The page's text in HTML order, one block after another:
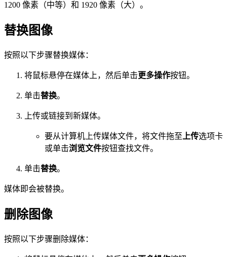
1200 像素（中等）和 1920 像素（大）。
替换图像
按照以下步骤替换媒体：
将鼠标悬停在媒体上，然后单击更多操作按钮。
单击替换。
上传或链接到新媒体。
要从计算机上传媒体文件，将文件拖至 上传选项卡
或单击浏览文件按钮查找文件。
单击替换。
媒体即会被替换。
删除图像
按照以下步骤删除媒体：